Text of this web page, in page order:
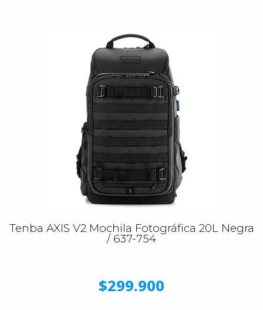
Tenba AXIS V2 Mochila Fotográfica 20L Negra
/ 637-754
$299.900